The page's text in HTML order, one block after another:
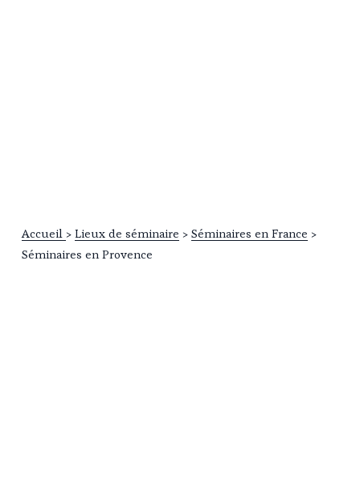
Accueil > Lieux de séminaire > Séminaires en France >
Séminaires en Provence